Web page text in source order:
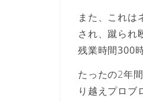
また、これは
され、 蹴られ
残業時間300
たったの2年
り越えプロブ